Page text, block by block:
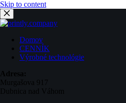
Skip to content
Domov
CENNÍK
Výrobné technológie
Adresa:
Murgašova 917
Dubnica nad Váhom